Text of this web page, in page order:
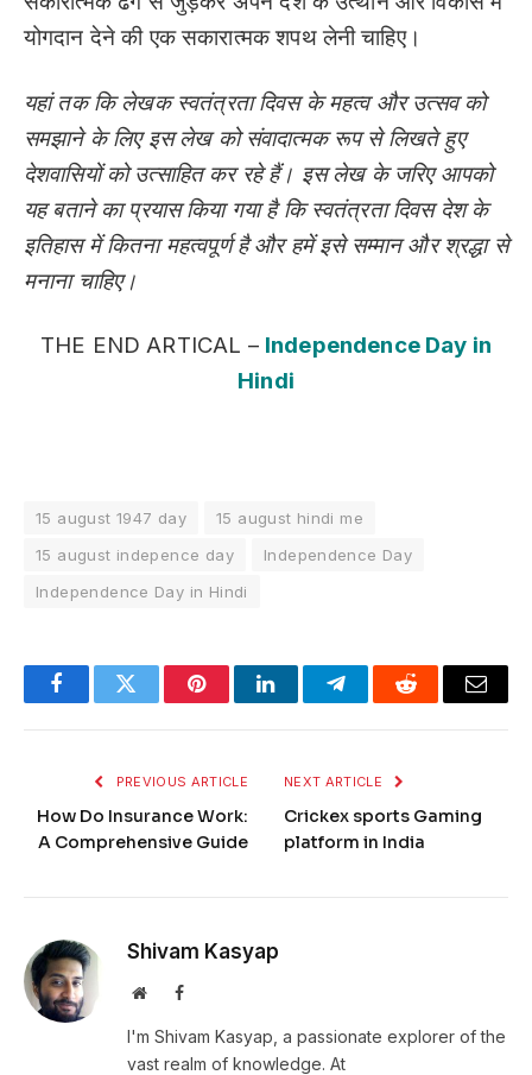
योगदान देने की एक सकारात्मक शपथ लेनी चाहिए।
यहां तक कि लेखक स्वतंत्रता दिवस के महत्व और उत्सव को
समझाने के लिए इस लेख को संवादात्मक रूप से लिखते हुए
देशवासियों को उत्साहित कर रहे हैं। इस लेख के जरिए आपको
यह बताने का प्रयास किया गया है कि स्वतंत्रता दिवस देश के
इतिहास में कितना महत्वपूर्ण है और हमें इसे सम्मान और श्रद्धा से
मनाना चाहिए।
THE END ARTICAL – Independence Day in
Hindi
15 august 1947 day
15 august hindi me
15 august indepence day
Independence Day
Independence Day in Hindi
FacebookTwitter PinterestLinkedInTelegramReddit Email
PREVIOUS ARTICLE
How Do Insurance Work:
A Comprehensive Guide
NEXT ARTICLE
Crickex sports Gaming
platform in India
Shivam Kasyap
WebsiteFacebook
I'm Shivam Kasyap, a passionate explorer of the
vast realm of knowledge. At